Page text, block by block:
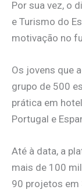
Por sua vez, o
e Turismo do
motivação no
Os jovens que
grupo de 500
prática em
Portugal e
Até à data, a
mais de 100
90 projetos em